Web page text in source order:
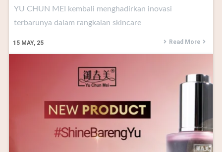
15 MAY, 25
YU CHUN MEI kembali menghadirkan inovasi
terbarunya dalam rangkaian skincare
Read More